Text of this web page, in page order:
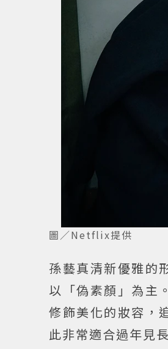
圖／Netflix提供
孫藝真清新優雅的
以「偽素顏」為主
修飾美化的妝容，
此非常適合過年見